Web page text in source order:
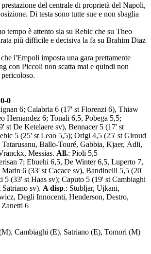
del centrale di proprietà del Napoli,
Di testa sono tutte sue e non sbaglia
tempo è attento sia su Rebic che su Theo
più difficile e decisiva la fa su Brahim Diaz
l'Empoli imposta una gara prettamente
con Piccoli non scatta mai e quindi non
0
6; Calabria 6 (17' st Florenzi 6), Thiaw
Hernandez 6; Tonali 6,5, Pobega 5,5;
st De Ketelaere sv), Bennacer 5 (17' st
5 (25' st Leao 5,5); Origi 4,5 (25' st Giroud
Tatarusanu, Ballo-Touré, Gabbia, Kjaer, Adli,
Messias. All.: Pioli 5,5
7; Ebuehi 6,5, De Winter 6,5, Luperto 7,
6 (33' st Cacace sv), Bandinelli 5,5 (20'
5 (33' st Haas sv); Caputo 5 (19' st Cambiaghi
sv). A disp.: Stubljar, Ujkani,
Degli Innocenti, Henderson, Destro,
Zanetti 6
Cambiaghi (E), Satriano (E), Tomori (M)